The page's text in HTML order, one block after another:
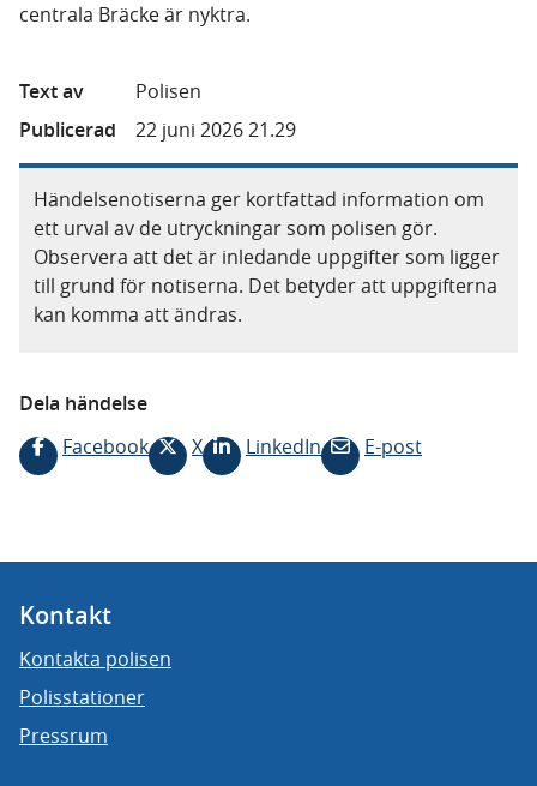
centrala Bräcke är nyktra.
Text av
Polisen
Publicerad
22 juni 2026 21.29
Händelsenotiserna ger kortfattad information om
ett urval av de utryckningar som polisen gör.
Observera att det är inledande uppgifter som ligger
till grund för notiserna. Det betyder att uppgifterna
kan komma att ändras.
Dela händelse
Facebook
X LinkedIn E-post
Kontakt
Kontakta polisen
Polisstationer
Pressrum